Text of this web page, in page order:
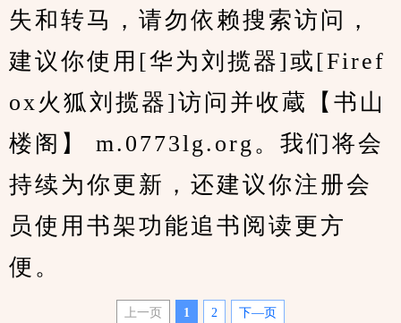
失和转马，请勿依赖搜索访问，
建议你使用[华为刘揽器]或[Firef
ox火狐刘揽器]访问并收蔵【书山
楼阁】 m.0773lg.org。我们将会
持续为你更新，还建议你注册会
员使用书架功能追书阅读更方
便。
上一页 1 2 下—页